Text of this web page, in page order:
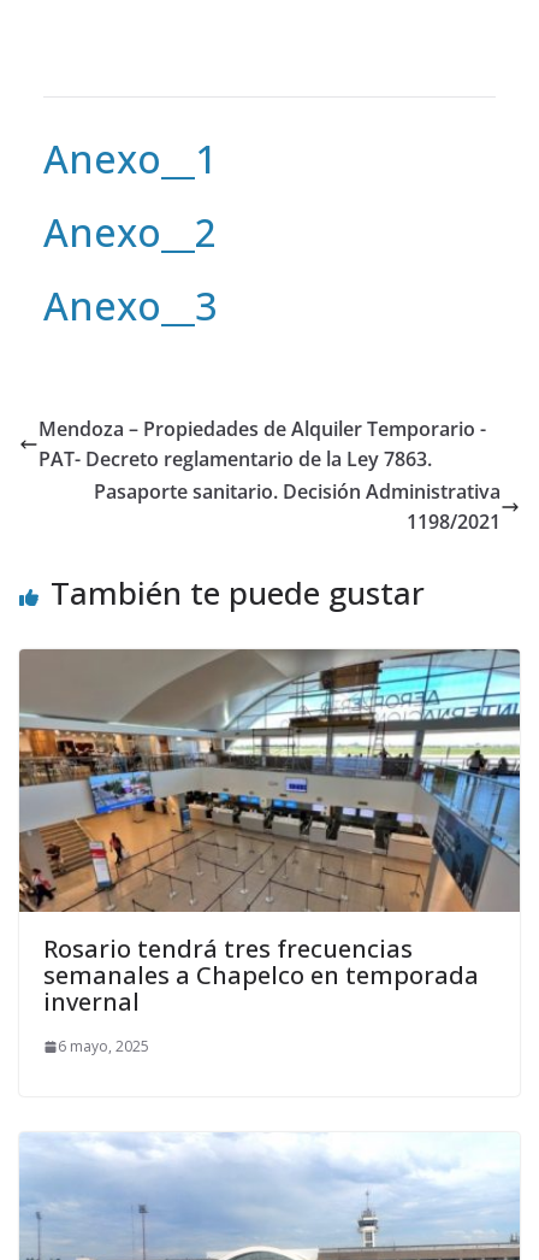
Anexo__1
Anexo__2
Anexo__3
Mendoza – Propiedades de Alquiler Temporario -
PAT- Decreto reglamentario de la Ley 7863.
Pasaporte sanitario. Decisión Administrativa
1198/2021
También te puede gustar
Rosario tendrá tres frecuencias
semanales a Chapelco en temporada
invernal
6 mayo, 2025